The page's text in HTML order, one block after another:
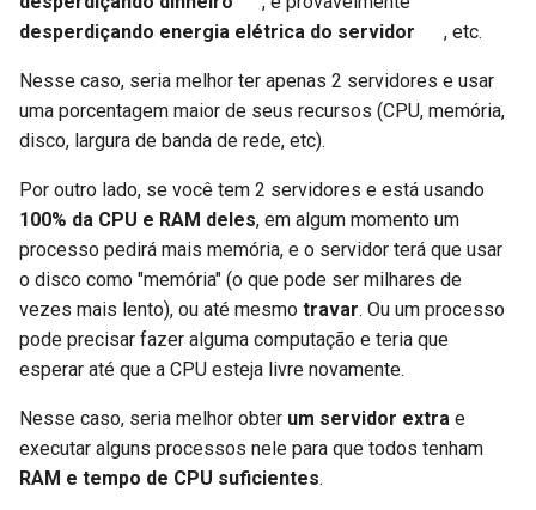
desperdiçando energia elétrica do servidor 🌎, etc.
Nesse caso, seria melhor ter apenas 2 servidores e usar
uma porcentagem maior de seus recursos (CPU, memória,
disco, largura de banda de rede, etc).
Por outro lado, se você tem 2 servidores e está usando
100% da CPU e RAM deles, em algum momento um
processo pedirá mais memória, e o servidor terá que usar
o disco como "memória" (o que pode ser milhares de
vezes mais lento), ou até mesmo travar. Ou um processo
pode precisar fazer alguma computação e teria que
esperar até que a CPU esteja livre novamente.
Nesse caso, seria melhor obter um servidor extra e
executar alguns processos nele para que todos tenham
RAM e tempo de CPU suficientes.